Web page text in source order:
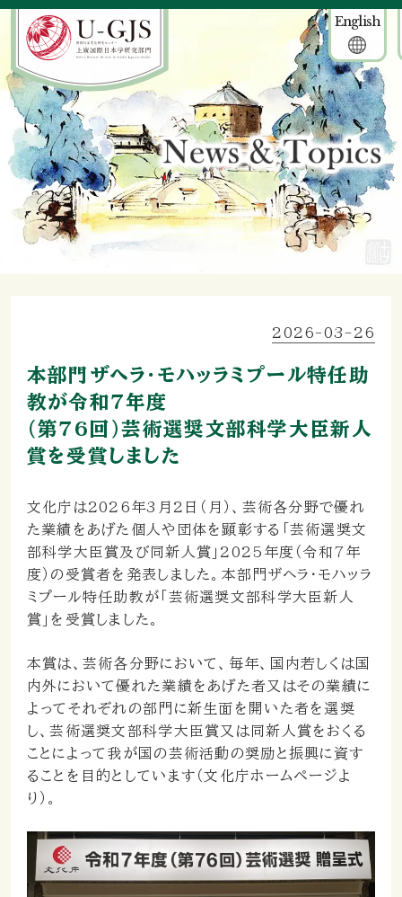
English
2026-03-26
本部門ザヘラ・モハッラミプール特任助
教が令和7年度
（第76回）芸術選奨文部科学大臣新人
賞を受賞しました
文化庁は2026年3月2日（月）、芸術各分野で優れ
た業績をあげた個人や団体を顕彰する「芸術選奨文
部科学大臣賞及び同新人賞」2025年度（令和7年
度）の受賞者を発表しました。本部門ザヘラ・モハッラ
ミプール特任助教が「芸術選奨文部科学大臣新人
賞」を受賞しました。
本賞は、芸術各分野において、毎年、国内若しくは国
内外において優れた業績をあげた者又はその業績に
よってそれぞれの部門に新生面を開いた者を選奨
し、芸術選奨文部科学大臣賞又は同新人賞をおくる
ことによって我が国の芸術活動の奨励と振興に資す
ることを目的としています（文化庁ホームページよ
り）。